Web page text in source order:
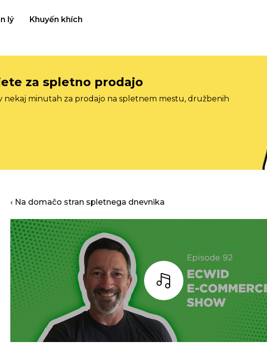
lý Khuyến khích
za spletno prodajo
nekaj minutah za prodajo na spletnem mestu, družbenih
‹ Na domačo stran spletnega dnevnika
Bar